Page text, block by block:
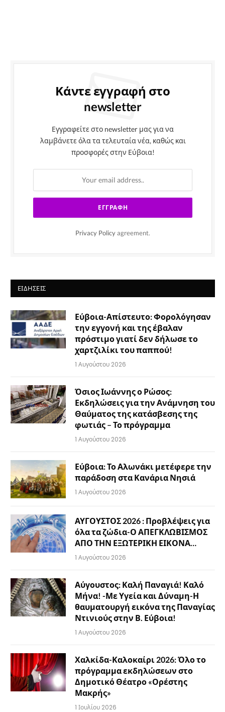
Κάντε εγγραφή στο
newsletter
Εγγραφείτε στο newsletter μας για να
λαμβάνετε όλα τα τελευταία νέα, καθώς και
προσφορές στην Εύβοια!
Privacy Policy agreement.
ΕΙΔΉΣΕΙΣ
Εύβοια-Απίστευτο: Φορολόγησαν
την εγγονή και της έβαλαν
πρόστιμο γιατί δεν δήλωσε το
χαρτζιλίκι του παππού!
1 Αυγούστου 2026
Όσιος Ιωάννης ο Ρώσος:
Εκδηλώσεις για την Ανάμνηση του
Θαύματος της κατάσβεσης της
φωτιάς – Το πρόγραμμα
1 Αυγούστου 2026
Εύβοια: Το Αλωνάκι μετέφερε την
παράδοση στα Κανάρια Νησιά
1 Αυγούστου 2026
ΑΥΓΟΥΣΤΟΣ 2026 : Προβλέψεις για
όλα τα ζώδια-Ο ΑΠΕΓΚΛΩΒΙΣΜΟΣ
ΑΠΟ ΤΗΝ ΕΞΩΤΕΡΙΚΗ ΕΙΚΟΝΑ…
1 Αυγούστου 2026
Αύγουστος: Καλή Παναγιά! Καλό
Μήνα! -Με Υγεία και Δύναμη-Η
θαυματουργή εικόνα της Παναγίας
Ντινιούς στην Β. Εύβοια!
1 Αυγούστου 2026
Χαλκίδα-Καλοκαίρι 2026: Όλο το
πρόγραμμα εκδηλώσεων στο
Δημοτικό Θέατρο «Ορέστης
Μακρής»
1 Ιουλίου 2026